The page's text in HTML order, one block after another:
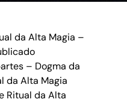
da Alta Magia –
– Dogma da
da Alta Magia
Ritual da Alta